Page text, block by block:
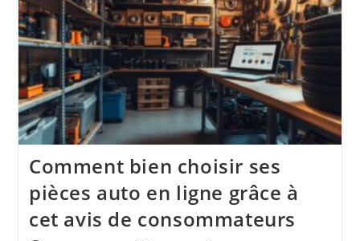
Peugeot
3008
En
Toute
Confiance
Comment bien choisir ses
pièces auto en ligne grâce à
cet avis de consommateurs